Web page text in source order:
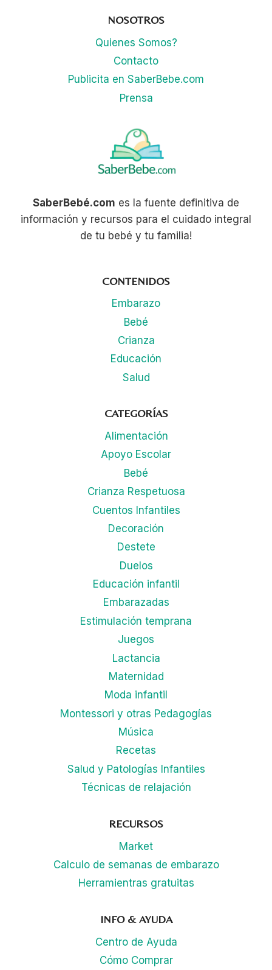
SENCILLOS
NOSOTROS
Quienes Somos?
Contacto
Publicita en SaberBebe.com
Prensa
SaberBebé.com es la fuente definitiva de
información y recursos para el cuidado integral
de tu bebé y tu familia!
CONTENIDOS
Embarazo
Bebé
Crianza
Educación
Salud
CATEGORÍAS
Alimentación
Apoyo Escolar
Bebé
Crianza Respetuosa
Cuentos Infantiles
Decoración
Destete
Duelos
Educación infantil
Embarazadas
Estimulación temprana
Juegos
Lactancia
Maternidad
Moda infantil
Montessori y otras Pedagogías
Música
Recetas
Salud y Patologías Infantiles
Técnicas de relajación
RECURSOS
Market
Calculo de semanas de embarazo
Herramientras gratuitas
INFO & AYUDA
Centro de Ayuda
Cómo Comprar